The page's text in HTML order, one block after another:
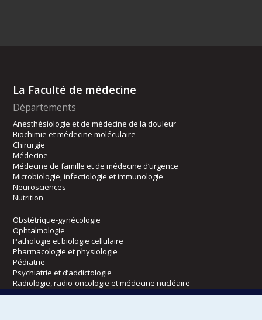
La Faculté de médecine
Départements
Anesthésiologie et de médecine de la douleur
Biochimie et médecine moléculaire
Chirurgie
Médecine
Médecine de famille et de médecine d’urgence
Microbiologie, infectiologie et immunologie
Neurosciences
Nutrition
Obstétrique-gynécologie
Ophtalmologie
Pathologie et biologie cellulaire
Pharmacologie et physiologie
Pédiatrie
Psychiatrie et d’addictologie
Radiologie, radio-oncologie et médecine nucléaire